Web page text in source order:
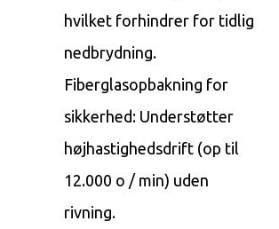
hvilket forhindrer for tidlig
nedbrydning.
Fiberglasopbakning for
sikkerhed: Understøtter
højhastighedsdrift (op til
12.000 o / min) uden
rivning.